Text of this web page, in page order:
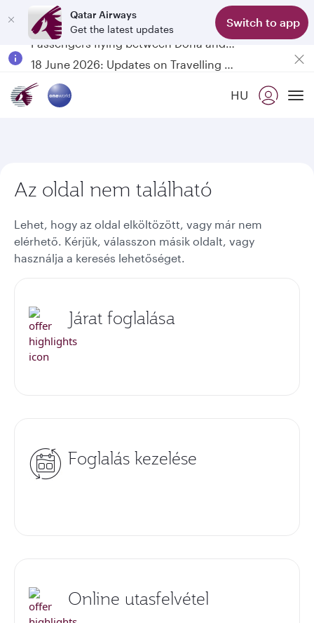
Qatar Airways
Get the latest updates
Switch to app
Passengers flying between Doha and Auckland on QR914 and QR915
HU
Az oldal nem található
Lehet, hogy az oldal elköltözött, vagy már nem
elérhető. Kérjük, válasszon másik oldalt, vagy
használja a keresés lehetőséget.
Járat foglalása
Foglalás kezelése
Online utasfelvétel